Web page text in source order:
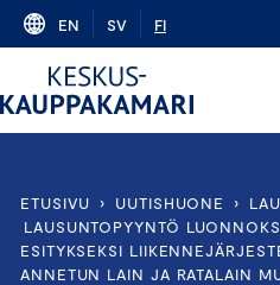
Skip
content
EN SV FI
ETUSIVU › UUTISHUONE ›
LAUSUNTOPYYNTÖ
ESITYKSEKSI
ANNETUN LAIN JA RATALAIN